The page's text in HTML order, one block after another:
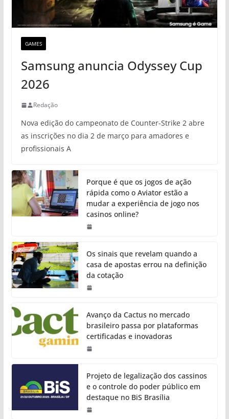
GAMES
Samsung anuncia Odyssey Cup
2026
Redação
Nova edição do campeonato de Counter-Strike 2 abre
as inscrições no dia 2 de março para amadores e
profissionais A
Porque é que os jogos de ação
rápida como o Aviator estão a
mudar a experiência de jogo nos
casinos online?
Os sinais que revelam quando a
casa de apostas errou na definição
da cotação
Avanço da Cactus no mercado
brasileiro passa por plataformas
certificadas e inovadoras
Projeto de legalização dos cassinos
e o controle do poder público em
destaque no BiS Brasília